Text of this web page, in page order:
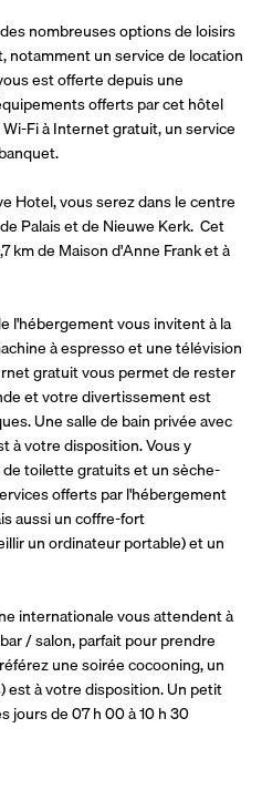
nombreuses options de loisirs
notamment un service de location
est offerte depuis une
offerts par cet hôtel
Fi à Internet gratuit, un service
Hotel, vous serez dans le centre
Palais et de Nieuwe Kerk.  Cet
km de Maison d'Anne Frank et à
l'hébergement vous invitent à la
à espresso et une télévision
gratuit vous permet de rester
et votre divertissement est
Une salle de bain privée avec
à votre disposition. Vous y
toilette gratuits et un sèche-
offerts par l'hébergement
aussi un coffre-fort
un ordinateur portable) et un
internationale vous attendent à
/ salon, parfait pour prendre
une soirée cocooning, un
est à votre disposition. Un petit
de 07 h 00 à 10 h 30